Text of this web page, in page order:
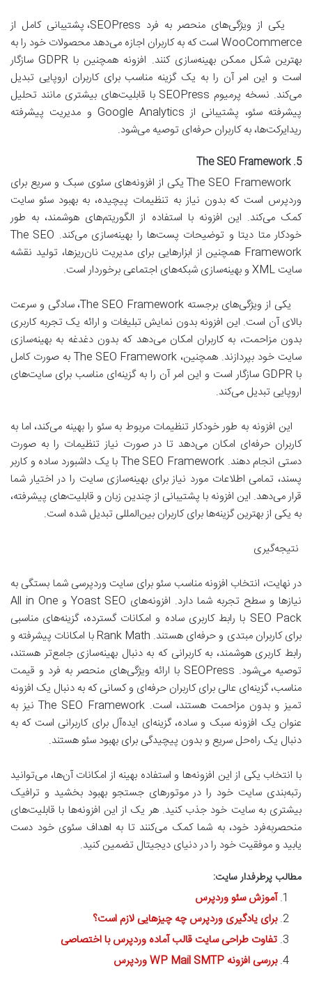
یکی از ویژگی‌های منحصر به فرد SEOPress، پشتیبانی کامل از
WooCommerce است که به کاربران اجازه می‌دهد محصولات خود را به
بهترین شکل ممکن بهینه‌سازی کنند. افزونه همچنین با GDPR سازگار
است و این امر آن را به یک گزینه مناسب برای کاربران اروپایی تبدیل
می‌کند. نسخه پرمیوم SEOPress با قابلیت‌های بیشتری مانند تحلیل
پیشرفته سئو، پشتیبانی از Google Analytics و مدیریت پیشرفته
ریدایرکت‌ها، به کاربران حرفه‌ای توصیه می‌شود.
5. The SEO Framework
The SEO Framework یکی از افزونه‌های سئوی سبک و سریع برای
وردپرس است که بدون نیاز به تنظیمات پیچیده، به بهبود سئو سایت
کمک می‌کند. این افزونه با استفاده از الگوریتم‌های هوشمند، به طور
خودکار متا دیتا و توضیحات پست‌ها را بهینه‌سازی می‌کند. The SEO
Framework همچنین از ابزارهایی برای مدیریت نان‌ریزها، تولید نقشه
سایت XML و بهینه‌سازی شبکه‌های اجتماعی برخوردار است.
یکی از ویژگی‌های برجسته The SEO Framework، سادگی و سرعت
بالای آن است. این افزونه بدون نمایش تبلیغات و ارائه یک تجربه کاربری
بدون مزاحمت، به کاربران امکان می‌دهد که بدون دغدغه به بهینه‌سازی
سایت خود بپردازند. همچنین، The SEO Framework به صورت کامل
با GDPR سازگار است و این امر آن را به گزینه‌ای مناسب برای سایت‌های
اروپایی تبدیل می‌کند.
این افزونه به طور خودکار تنظیمات مربوط به سئو را بهینه می‌کند، اما به
کاربران حرفه‌ای امکان می‌دهد تا در صورت نیاز تنظیمات را به صورت
دستی انجام دهند. The SEO Framework با یک داشبورد ساده و کاربر
پسند، تمامی اطلاعات مورد نیاز برای بهینه‌سازی سایت را در اختیار شما
قرار می‌دهد. این افزونه با پشتیبانی از چندین زبان و قابلیت‌های پیشرفته،
به یکی از بهترین گزینه‌ها برای کاربران بین‌المللی تبدیل شده است.
نتیجه‌گیری
در نهایت، انتخاب افزونه مناسب سئو برای سایت وردپرسی شما بستگی به
نیازها و سطح تجربه شما دارد. افزونه‌های Yoast SEO و All in One
SEO Pack با رابط کاربری ساده و امکانات گسترده، گزینه‌های مناسبی
برای کاربران مبتدی و حرفه‌ای هستند. Rank Math با امکانات پیشرفته و
رابط کاربری هوشمند، به کاربرانی که به دنبال بهینه‌سازی جامع‌تر هستند،
توصیه می‌شود. SEOPress با ارائه ویژگی‌های منحصر به فرد و قیمت
مناسب، گزینه‌ای عالی برای کاربران حرفه‌ای و کسانی که به دنبال یک افزونه
تمیز و بدون مزاحمت هستند، است. The SEO Framework نیز به
عنوان یک افزونه سبک و ساده، گزینه‌ای ایده‌آل برای کاربرانی است که به
دنبال یک راه‌حل سریع و بدون پیچیدگی برای بهبود سئو هستند.
با انتخاب یکی از این افزونه‌ها و استفاده بهینه از امکانات آن‌ها، می‌توانید
رتبه‌بندی سایت خود را در موتورهای جستجو بهبود بخشید و ترافیک
بیشتری به سایت خود جذب کنید. هر یک از این افزونه‌ها با قابلیت‌های
منحصربه‌فرد خود، به شما کمک می‌کنند تا به اهداف سئوی خود دست
یابید و موفقیت خود را در دنیای دیجیتال تضمین کنید.
مطالب پرطرفدار سایت:
آموزش سئو وردپرس
برای یادگیری وردپرس چه چیزهایی لازم است؟
تفاوت طراحی سایت قالب آماده وردپرس با اختصاصی
بررسی افزونه WP Mail SMTP وردپرس